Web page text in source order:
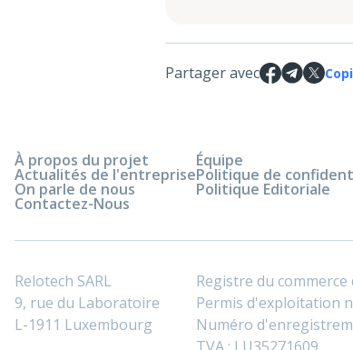
Partager avec
À propos du projet
Actualités de l'entreprise
On parle de nous
Contactez-Nous
Équipe
Politique de
Politique Editoriale
Relotech SARL
9, rue du Laboratoire
L-1911 Luxembourg
Registre du
Permis d'exploitation
Numéro